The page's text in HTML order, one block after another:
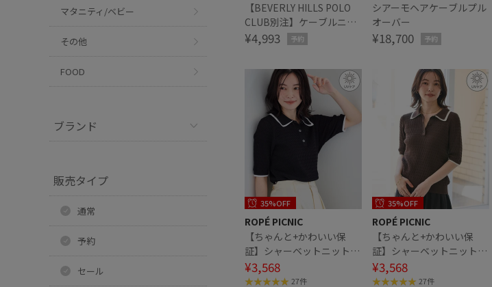
マタニティ/ベビー
その他
FOOD
ブランド
販売タイプ
通常
予約
セール
【BEVERLY HILLS POLO
CLUB別注】ケーブルニッ
トプルオーバー
¥4,993 予約
シアーモヘアケーブルプル
オーバー
¥18,700 予約
35%OFF
ROPÉ PICNIC
【ちゃんと+かわいい保
証】シャーベットニットミ
ニケーブルポロカラーニッ
ト/UVケア
¥3,568
27件
35%OFF
ROPÉ PICNIC
【ちゃんと+かわいい保
証】シャーベットニットミ
ニケーブルポロカラーニッ
ト/UVケア
¥3,568
27件